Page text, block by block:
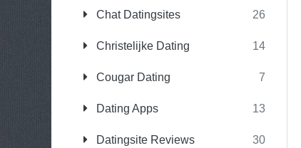
Chat Datingsites 26
Christelijke Dating 14
Cougar Dating 7
Dating Apps 13
Datingsite Reviews 30